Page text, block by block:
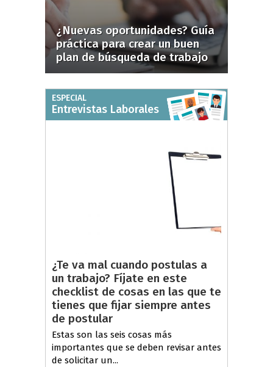
¿Nuevas oportunidades? Guía
práctica para crear un buen
plan de búsqueda de trabajo
ESPECIAL
Entrevistas Laborales
¿Te va mal cuando postulas a
un trabajo? Fíjate en este
checklist de cosas en las que te
tienes que fijar siempre antes
de postular
Estas son las seis cosas más
importantes que se deben revisar antes
de solicitar un...